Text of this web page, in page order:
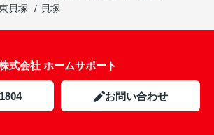
貝塚 貝塚
式会社 ホームサポート
お問い合わせ